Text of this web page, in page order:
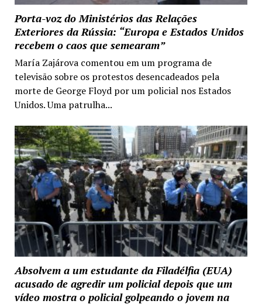
Porta-voz do Ministérios das Relações
Exteriores da Rússia: “Europa e Estados Unidos
recebem o caos que semearam”
María Zajárova comentou em um programa de
televisão sobre os protestos desencadeados pela
morte de George Floyd por um policial nos Estados
Unidos. Uma patrulha...
Absolvem a um estudante da Filadélfia (EUA)
acusado de agredir um policial depois que um
vídeo mostra o policial golpeando o jovem na